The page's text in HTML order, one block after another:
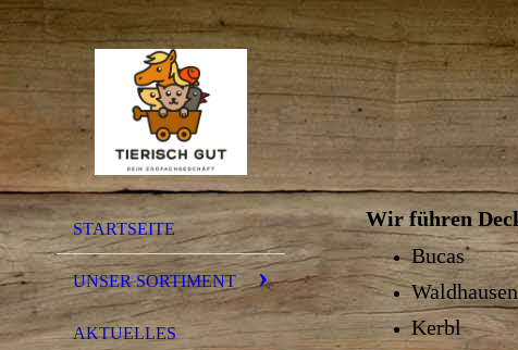
STARTSEITE
UNSER SORTIMENT
AKTUELLES
Wir führen
Bucas
Waldhausen
Kerbl